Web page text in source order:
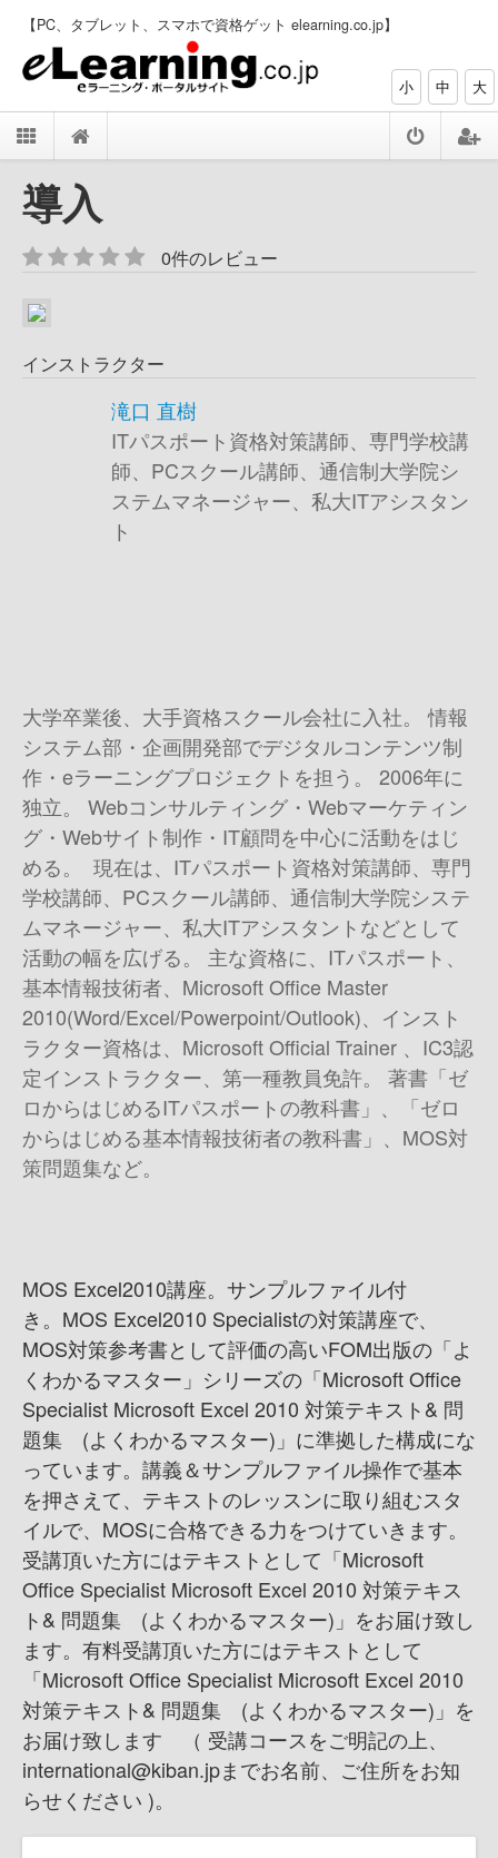
【PC、タブレット、スマホで資格ゲット elearning.co.jp】
小 中 大
導入
0件のレビュー
インストラクター
滝口 直樹
ITパスポート資格対策講師、専門学校講
師、PCスクール講師、通信制大学院シ
ステムマネージャー、私大ITアシスタン
ト
大学卒業後、大手資格スクール会社に入社。 情報
システム部・企画開発部でデジタルコンテンツ制
作・eラーニングプロジェクトを担う。 2006年に
独立。 Webコンサルティング・Webマーケティン
グ・Webサイト制作・IT顧問を中心に活動をはじ
める。 現在は、ITパスポート資格対策講師、専門
学校講師、PCスクール講師、通信制大学院システ
ムマネージャー、私大ITアシスタントなどとして
活動の幅を広げる。 主な資格に、ITパスポート、
基本情報技術者、Microsoft Office Master
2010(Word/Excel/Powerpoint/Outlook)、インスト
ラクター資格は、Microsoft Official Trainer 、IC3認
定インストラクター、第一種教員免許。 著書 「ゼ
ロからはじめるITパスポートの教科書」、「ゼロ
からはじめる基本情報技術者の教科書」、MOS対
策問題集など。
MOS Excel2010講座。サンプルファイル付
き。 MOS Excel2010 Specialistの対策講座で、
MOS対策参考書として評価の高いFOM出版の「よ
くわかるマスター」シリーズの「Microsoft Office
Specialist Microsoft Excel 2010 対策テキスト& 問
題集 (よくわかるマスター)」に準拠した構成にな
っています。 講義＆サンプルファイル操作で基本
を押さえて、テキストのレッスンに取り組むスタ
イルで、MOSに合格できる力をつけていきます。
受講頂いた方にはテキストとして「Microsoft
Office Specialist Microsoft Excel 2010 対策テキス
ト& 問題集 (よくわかるマスター)」をお届け致し
ます。 有料受講頂いた方にはテキストとして
「Microsoft Office Specialist Microsoft Excel 2010
対策テキスト& 問題集 (よくわかるマスター)」を
お届け致します （ 受講コースをご明記の上、
international@kiban.jpまでお名前、ご住所をお知
らせください )。